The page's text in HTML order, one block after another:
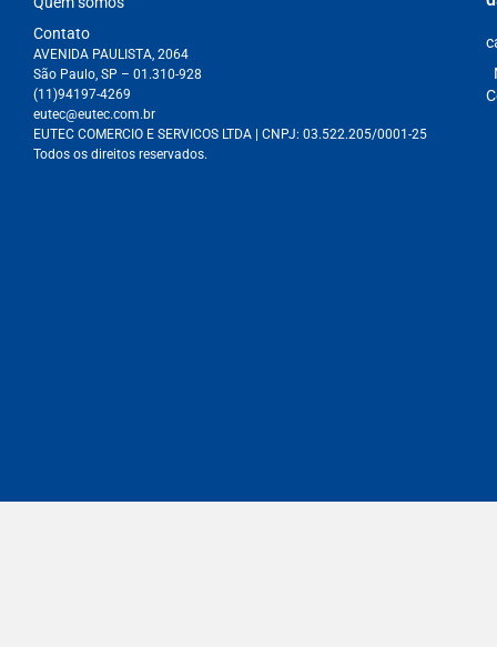
Contato
AVENIDA PAULISTA, 2064
São Paulo, SP – 01.310-928
(11)94197-4269
eutec@eutec.com.br
EUTEC COMERCIO E SERVICOS LTDA | CNPJ: 03.522.205/0001-25
Todos os direitos reservados.